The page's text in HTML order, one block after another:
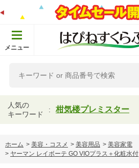
メニュー
人気の
キーワード
柑気楼プレミスター
ホーム > 美容・コスメ > 美容用品 > 美容家電
> ヤーマン レイボーテ GO VIOプラス＋化粧水付